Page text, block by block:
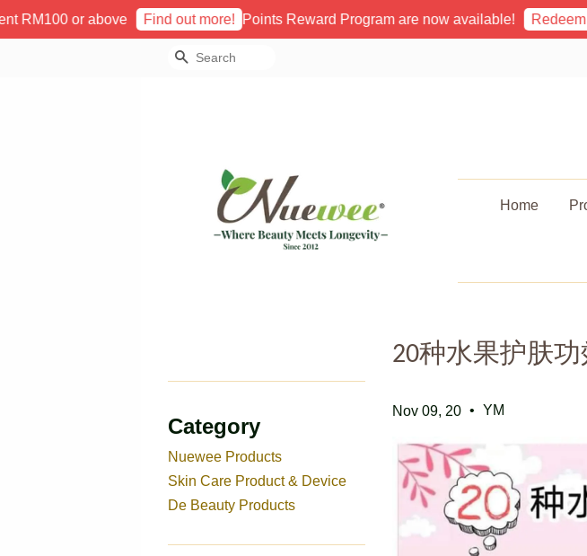
or above Find out more! Points Reward Program are now available! Redeem Now!
Search
Home
Category
Nuewee Products
Skin Care Product & Device
De Beauty Products
20种水果护肤功
Nov 09, 20 • YM